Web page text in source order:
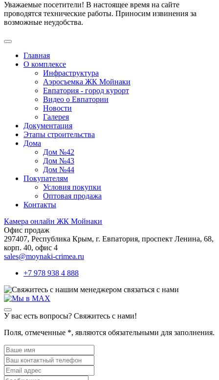
Уважаемые посетители! В настоящее время на сайте
проводятся технические работы. Приносим извинения за
возможные неудобства.
Главная
О комплексе
Инфраструктура
Аэросъемка ЖК Мойнаки
Евпатория - город курорт
Видео о Евпатории
Новости
Галерея
Документация
Этапы строительства
Дома
Дом №42
Дом №43
Дом №44
Покупателям
Условия покупки
Оптовая продажа
Контакты
Камера онлайн ЖК Мойнаки
Офис продаж
297407, Республика Крым, г. Евпатория, проспект Ленина, 68,
корп. 40, офис 4
sales@moynaki-crimea.ru
+7 978 938 4 888
связаться с нами
У вас есть вопросы? Свяжитесь с нами!
Поля, отмеченные *, являются обязательными для заполнения.